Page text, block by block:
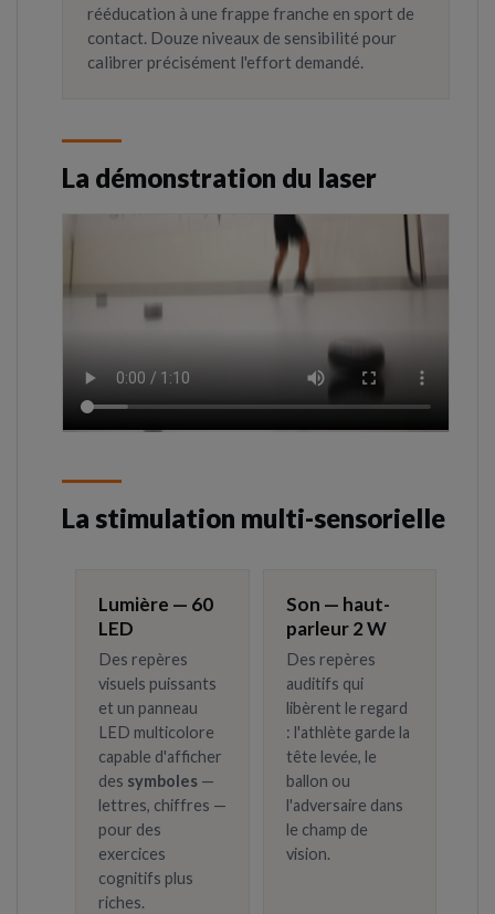
rééducation à une frappe franche en sport de
contact. Douze niveaux de sensibilité pour
calibrer précisément l'effort demandé.
La démonstration du laser
La stimulation multi-sensorielle
Lumière — 60
LED
Des repères
visuels puissants
et un panneau
LED multicolore
capable d'afficher
des symboles —
lettres, chiffres —
pour des
exercices
cognitifs plus
riches.
Son — haut-
parleur 2 W
Des repères
auditifs qui
libèrent le regard
: l'athlète garde la
tête levée, le
ballon ou
l'adversaire dans
le champ de
vision.